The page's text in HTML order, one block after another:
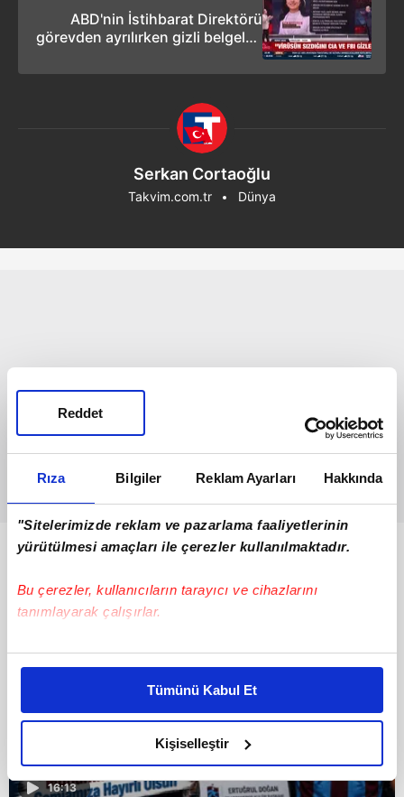
Rıza Bilgiler Reklam Ayarları Hakkında
"Sitelerimizde reklam ve pazarlama faaliyetlerinin
yürütülmesi amaçları ile çerezler kullanılmaktadır.
Bu çerezler, kullanıcıların tarayıcı ve cihazlarını
tanımlayarak çalışırlar.
Bu çerezlere izin vermeniz halinde sizlere özel
daha iyi reklam deneyimi yaşatabiliriz. Bunu yaparken
amacımızın size daha iyi bir reklam deneyimi sunmak
olduğunu ve sizlere en iyi içerikleri sunabilmek adına
elimizden gelen çabayı gösterdiğimizi ve bu noktada,
reklamların maliyetlerimizi karşılamak noktasında tek gelir
Tümünü Kabul Et
Kişiselleştir
Reddet
ABD'nin İstihbarat Direktörü
görevden ayrılırken gizli belgeleri
Serkan Cortaoğlu
Takvim.com.tr Dünya
Bunlar da Var
16:13